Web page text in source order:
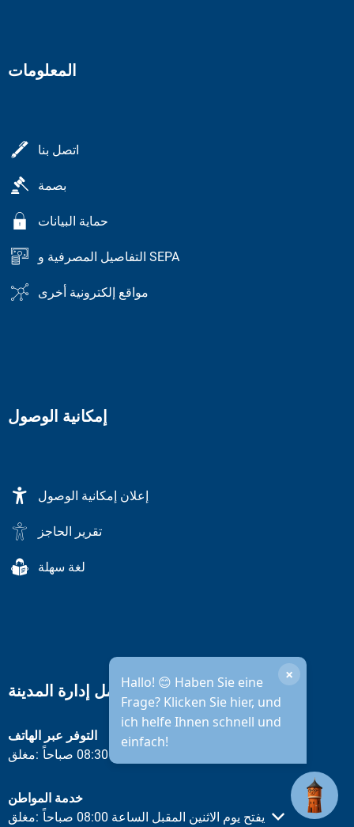
المعلومات
اتصل بنا
بصمة
حماية البيانات
التفاصيل المصرفية و SEPA
مواقع إلكترونية أخرى
إمكانية الوصول
إعلان إمكانية الوصول
تقرير الحاجز
لغة سهلة
Hallo! 😊 Haben Sie eine
Frage? Klicken Sie hier, und
ich helfe Ihnen schnell und
einfach!
×
ساعات عمل إدارة المدينة
التوفر عبر الهاتف
انقر لإخفاء أوقات الفتح أو الإغلاق الأخرى
مغلق: يفتح يوم الاثنين المقبل الساعة 08:30 صباحاً
خدمة المواطن
انقر لإخفاء أوقات الفتح أو الإغلاق الأخرى
مغلق: يفتح يوم الاثنين المقبل الساعة 08:00 صباحاً